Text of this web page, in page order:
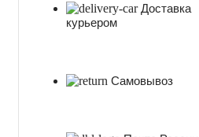
Доставка
курьером
Самовывоз